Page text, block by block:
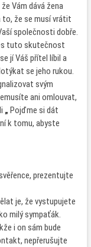
Vám dává žena
to, že se musí vrátit
společnosti dobře.
tuto skutečnost
jí Váš přítel líbil a
se jeho rukou.
svým
ani omlouvat,
„ Pojďme si dát
k tomu, abyste
prezentujte
je, že vystupujete
milý sympaťák.
i on sám bude
nepřerušujte